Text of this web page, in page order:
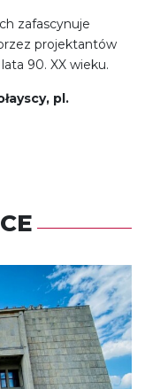
zafascynuje
projektantów
90. XX wieku.
pl.